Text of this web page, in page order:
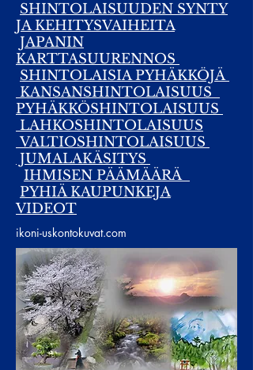
SHINTOLAISUUDEN SYNTY
JA KEHITYSVAIHEITA
JAPANIN
KARTTASUURENNOS
SHINTOLAISIA PYHÄKKÖJÄ
KANSANSHINTOLAISUUS
PYHÄKKÖSHINTOLAISUUS
LAHKOSHINTOLAISUUS
VALTIOSHINTOLAISUUS
JUMALAKÄSITYS
IHMISEN PÄÄMÄÄRÄ
PYHIÄ KAUPUNKEJA
VIDEOT
ikoni-uskontokuvat.com